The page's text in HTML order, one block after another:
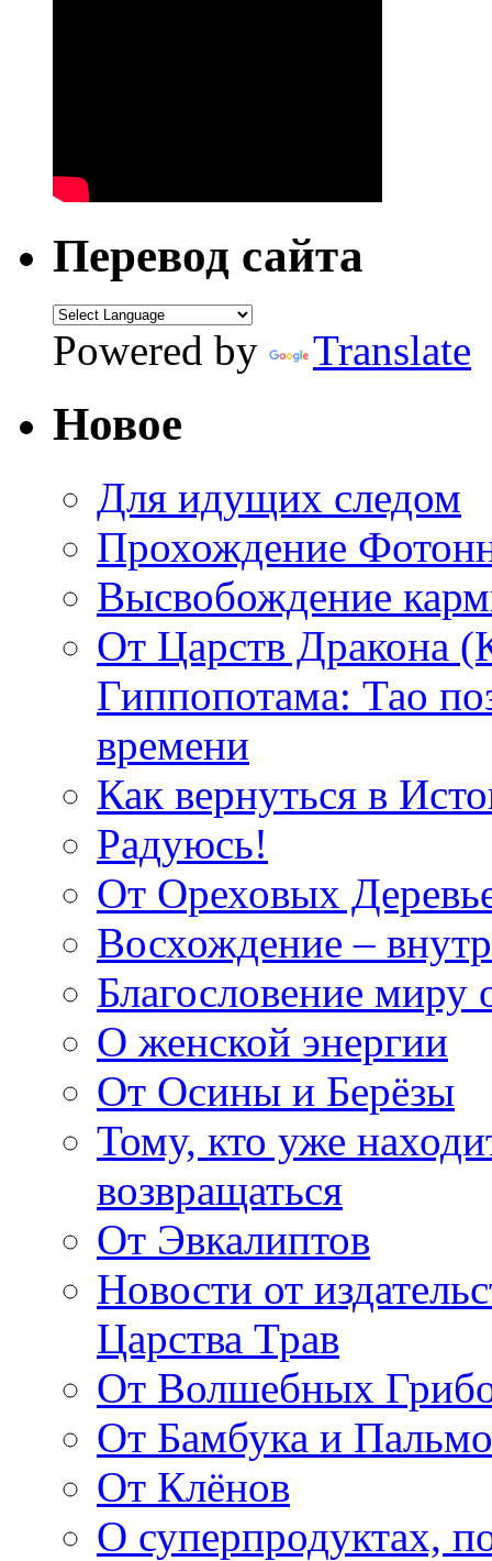
Перевод сайта
Powered by Translate
Новое
Для идущих следом
Прохождение
Высвобождение
От Царств Дракона
Гиппопотама: Тао
времени
Как вернуться в
Радуюсь!
От Ореховых
Восхождение –
Благословение миру
О женской энергии
От Осины и Берёзы
Тому, кто уже
возвращаться
От Эвкалиптов
Новости от
Царства Трав
От Волшебных
От Бамбука и
От Клёнов
О суперпродуктах,